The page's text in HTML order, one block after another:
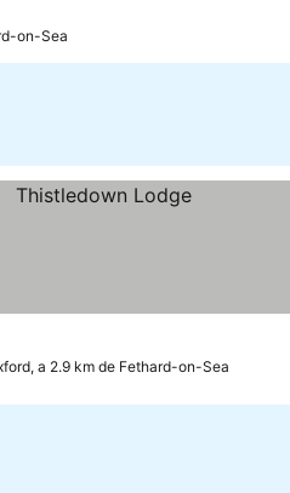
on-Sea
a 2.9 km de Fethard-on-Sea